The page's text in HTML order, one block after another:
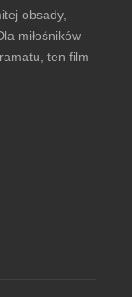
obsady,
miłośników
ten film